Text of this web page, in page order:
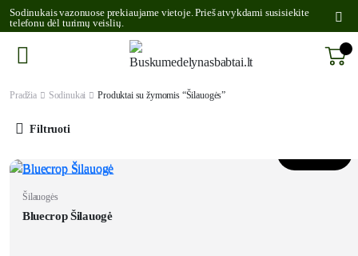
Sodinukais vazonuose prekiaujame vietoje. Prieš atvykdami susisiekite
telefonu dėl turimų veislių.
Pradžia Sodinukai Produktai su žymomis “Šilauogės”
Filtruoti
Šilauogės
Bluecrop Šilauogė